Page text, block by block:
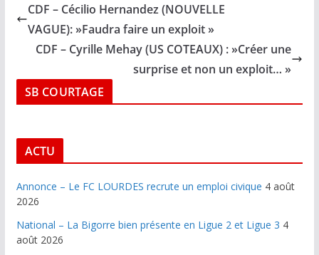
CDF – Cécilio Hernandez (NOUVELLE
VAGUE): »Faudra faire un exploit »
CDF – Cyrille Mehay (US COTEAUX) : »Créer une
surprise et non un exploit… »
SB COURTAGE
ACTU
Annonce – Le FC LOURDES recrute un emploi civique 4 août
2026
National – La Bigorre bien présente en Ligue 2 et Ligue 3 4
août 2026